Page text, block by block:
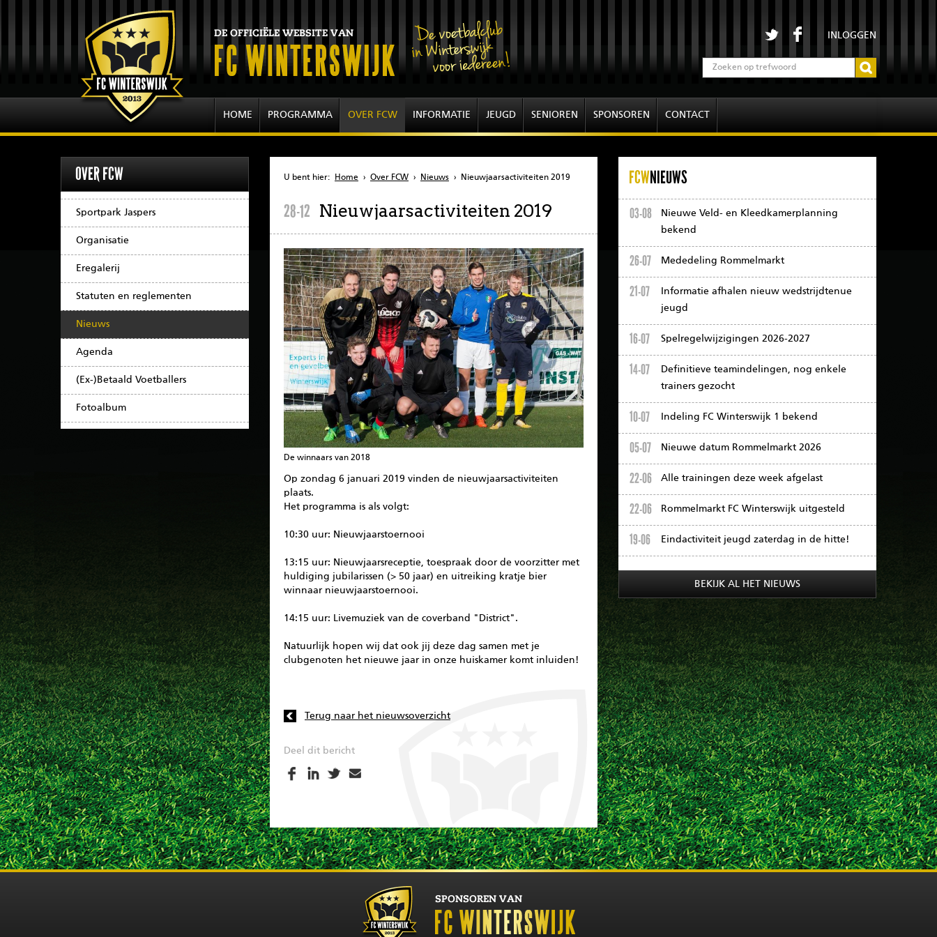
INLOGGEN
HOME PROGRAMMA OVER FCW INFORMATIE JEUGD SENIOREN SPONSOREN CONTACT
OVER FCW
Sportpark Jaspers
Organisatie
Eregalerij
Statuten en reglementen
Nieuws
Agenda
(Ex-)Betaald Voetballers
Fotoalbum
U bent hier: Home › Over FCW › Nieuws › Nieuwjaarsactiviteiten 2019
28-12 Nieuwjaarsactiviteiten 2019
De winnaars van 2018
Op zondag 6 januari 2019 vinden de nieuwjaarsactiviteiten
plaats.
Het programma is als volgt:
10:30 uur: Nieuwjaarstoernooi
13:15 uur: Nieuwjaarsreceptie, toespraak door de voorzitter met
huldiging jubilarissen (> 50 jaar) en uitreiking kratje bier
winnaar nieuwjaarstoernooi.
14:15 uur: Livemuziek van de coverband "District".
Natuurlijk hopen wij dat ook jij deze dag samen met je
clubgenoten het nieuwe jaar in onze huiskamer komt inluiden!
Terug naar het nieuwsoverzicht
Deel dit bericht
FCWNIEUWS
03-08
Nieuwe Veld- en Kleedkamerplanning
bekend
26-07 Mededeling Rommelmarkt
21-07
Informatie afhalen nieuw wedstrijdtenue
jeugd
16-07 Spelregelwijzigingen 2026-2027
14-07
Definitieve teamindelingen, nog enkele
trainers gezocht
10-07 Indeling FC Winterswijk 1 bekend
05-07 Nieuwe datum Rommelmarkt 2026
22-06 Alle trainingen deze week afgelast
22-06 Rommelmarkt FC Winterswijk uitgesteld
19-06 Eindactiviteit jeugd zaterdag in de hitte!
BEKIJK AL HET NIEUWS